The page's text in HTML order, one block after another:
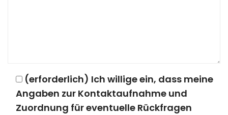
(erforderlich) Ich willige ein, dass meine
Angaben zur Kontaktaufnahme und
Zuordnung für eventuelle Rückfragen